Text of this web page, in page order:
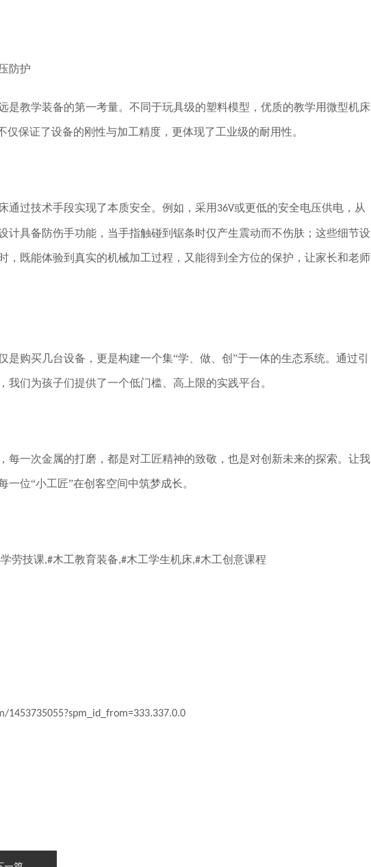
防护
是教学装备的第一考量。不同于玩具级的塑料模型，优质的教学用微型机床
仅保证了设备的刚性与加工精度，更体现了工业级的耐用性。
通过技术手段实现了本质安全。例如，采用 36V或更低的安全电压供电，从
计具备防伤手功能，当手指触碰到锯条时仅产生震动而不伤肤；这些细节设
，既能体验到真实的机械加工过程，又能得到全方位的保护，让家长和老师
是购买几台设备，更是构建一个集“学、做、创”于一体的生态系统。通过引
我们为孩子们提供了一个低门槛、高上限的实践平台。
每一次金属的打磨，都是对工匠精神的致敬，也是对创新未来的探索。让我
一位“小工匠”在创客空间中筑梦成长。
劳技课,#木工教育装备,#木工学生机床,#木工创意课程
1453735055?spm_id_from=333.337.0.0